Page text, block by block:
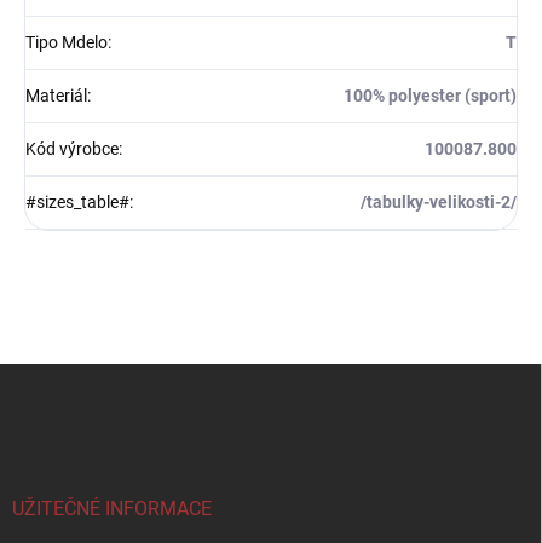
Tipo Mdelo: T
Materiál : 100% polyester (sport)
Kód výrobce: 100087.800
#sizes_table#: /tabulky-velikosti-2/
UŽITEČNÉ INFORMACE